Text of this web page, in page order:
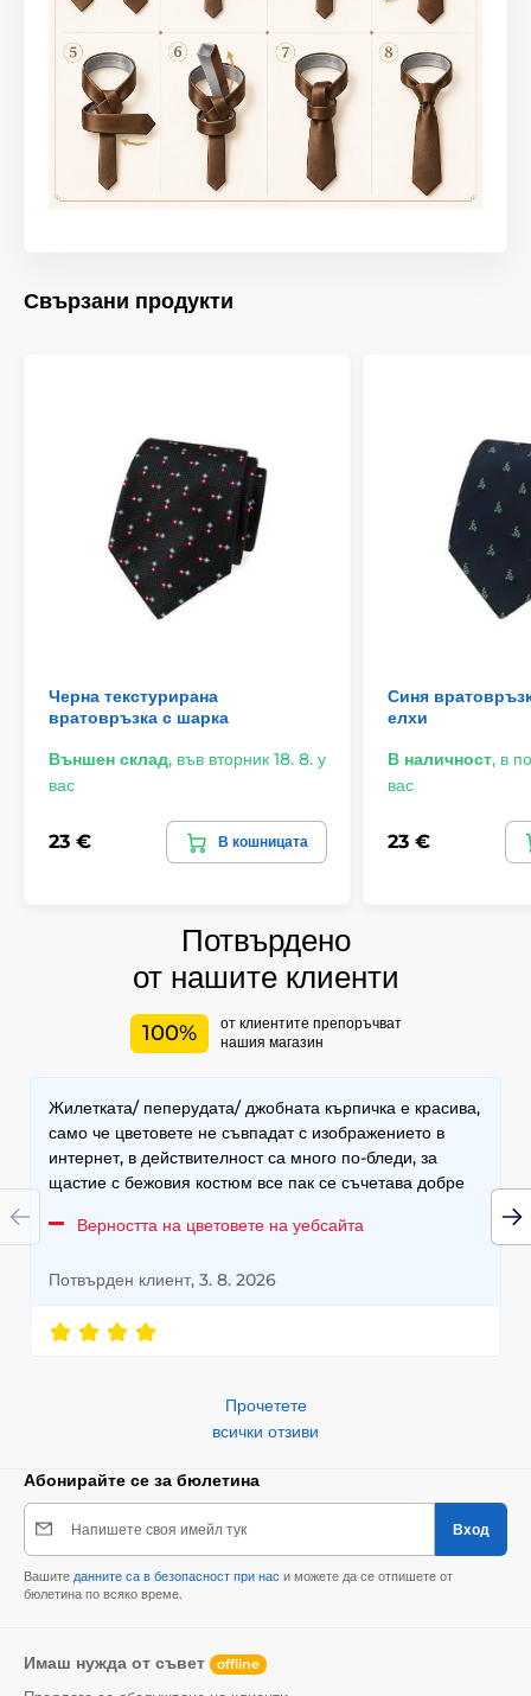
Свързани продукти
Черна текстурирана
вратовръзка с шарка
Външен склад, във вторник 18. 8. у
вас
23 € В кошницата
Синя
елхи
В наличност, в
вас
23 €
Потвърдено
от нашите клиенти
100%
от клиентите препоръчват
нашия магазин
Жилетката/ пеперудата/ джобната кърпичка е красива,
само че цветовете не съвпадат с изображението в
интернет, в действителност са много по-бледи, за
щастие с бежовия костюм все пак се съчетава добре
Верността на цветовете на уебсайта
Потвърден клиент, 3. 8. 2026
Прочетете
всички отзиви
Абонирайте се за бюлетина
Напишете своя имейл тук Вход
Вашите данните са в безопасност при нас и можете да се отпишете от
бюлетина по всяко време.
Имаш нужда от съвет offline